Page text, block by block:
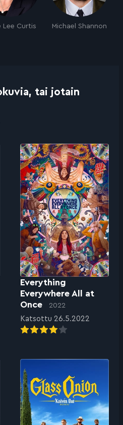
Lee Curtis Michael Shannon
tai jotain
Everything
Everywhere All at
Once
2022
Katsottu 26.5.2022